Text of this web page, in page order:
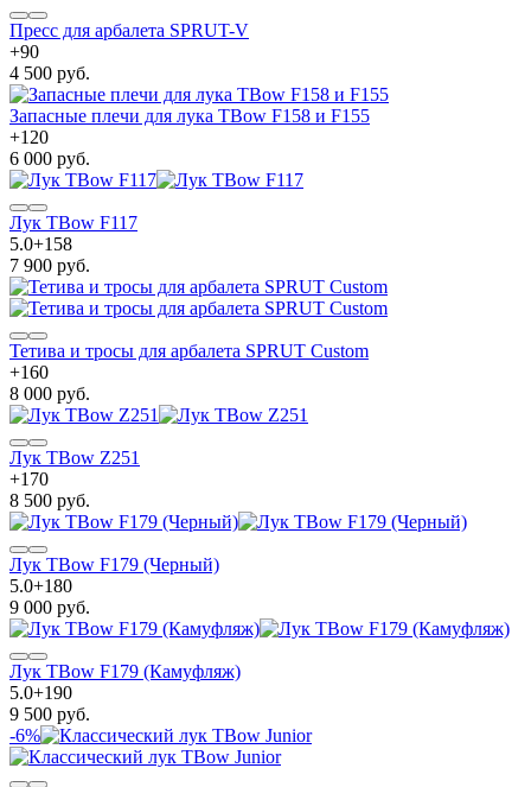
Пресс для арбалета SPRUT-V
+90
4 500 руб.
Запасные плечи для лука TBow F158 и F155
+120
6 000 руб.
Лук TBow F117
5.0+158
7 900 руб.
Тетива и тросы для арбалета SPRUT Custom
+160
8 000 руб.
Лук TBow Z251
+170
8 500 руб.
Лук TBow F179 (Черный)
5.0+180
9 000 руб.
Лук TBow F179 (Камуфляж)
5.0+190
9 500 руб.
-6%